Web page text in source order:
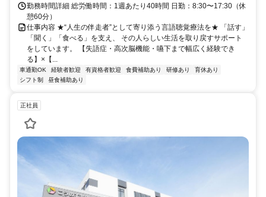
勤務時間詳細 総労働時間：1週あたり40時間 日勤：8:30〜17:30（休
憩60分）
仕事内容 ★“人生の伴走者”として寄り添う言語聴覚療法を★ 「話す」
「聞く」「食べる」を支え、 その人らしい生活を取り戻すサポート
をしています。 【失語症・高次脳機能・嚥下まで幅広く経験でき
る】×【...
車通勤OK 経験者歓迎 有資格者歓迎 食費補助あり 研修あり
育休あり
シフト制
昼食補助あり
正社員